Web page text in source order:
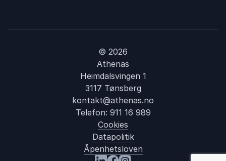
© 2026
Athenas
Heimdalsvingen 1
3117 Tønsberg
kontakt@athenas.no
Telefon: 911 16 989
Cookies
Datapolitik
Åpenhetsloven